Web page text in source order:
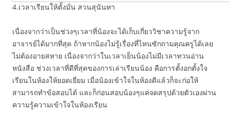
4.เวลาเรียนให้ตั้งมั่น สวนสุนันทา
เนื่องจากว่าเป็นช่วงๆเวลาที่น้องจะได้เก็บเกี่ยววิชาความรู้จาก
อาจารย์ได้มากที่สุด ถ้าหากน้องไม่รู้เรื่องที่ไหนซักถามคุณครูได้เลย
ไม่ต้องอายสหาย เนื่องจากว่าในเวลาเย็นน้องไม่มีเวลาทวนอ่าน
หนังสือ ช่วงเวลาที่ดีที่สุดของการเล่าเรียนน้อง คือการตั้งอกตั้งใจ
เรียนในห้องให้ยอดเยี่ยม เมื่อน้องเข้าใจในห้องดีแล้วก็จะก่อให้
สามารถทำข้อสอบได้ และก็ก่อนสอบน้องๆแค่จดสรุปด้วยตัวเองผ่าน
ความรู้ความเข้าใจในห้องเรียน